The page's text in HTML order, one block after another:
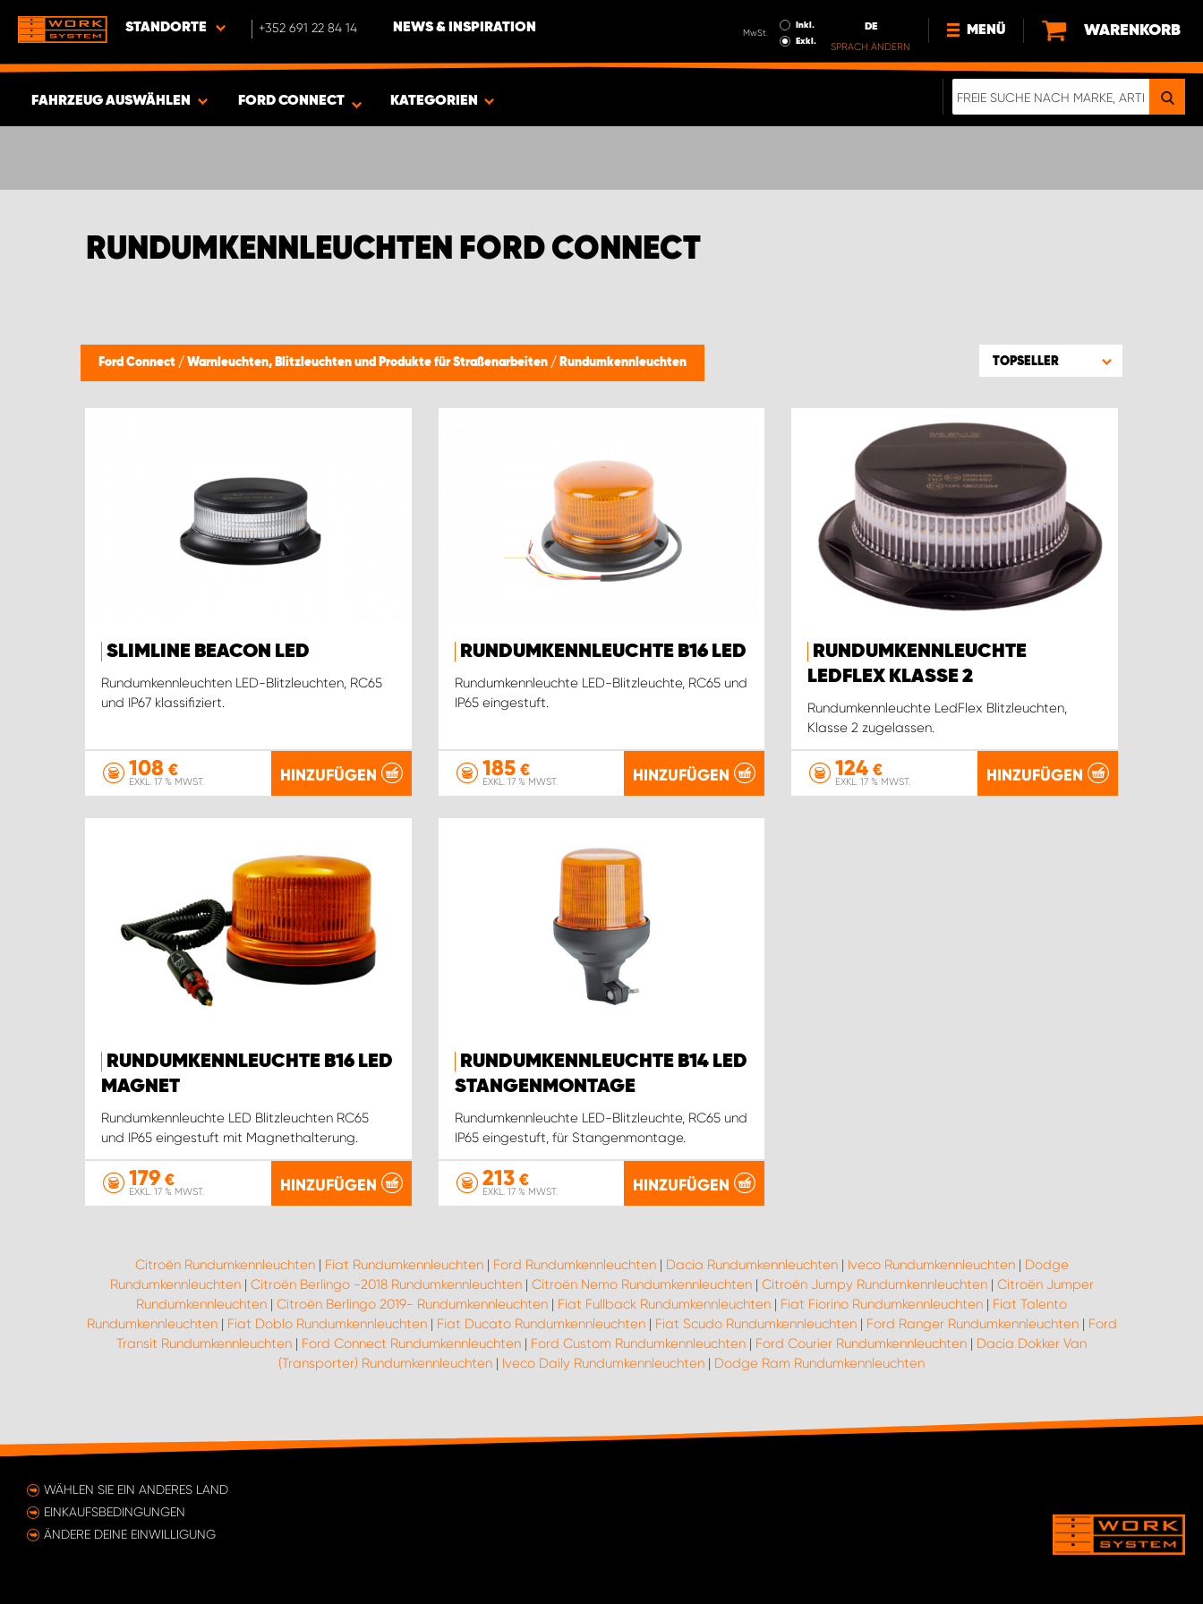
STANDORTE +352 691 22 84 14 NEWS & INSPIRATION MwSt.
Inkl.
Exkl.
DE
SPRACH ÄNDERN
MENÜ
NEWS
WARENKORB
FAHRZEUG AUSWÄHLEN
ARTIKEL
FORD CONNECT KATEGORIEN
RUNDUMKENNLEUCHTEN FORD CONNECT
Ford Connect / Warnleuchten, Blitzleuchten und Produkte für Straßenarbeiten / Rundumkennleuchten TOPSELLER
SLIMLINE BEACON LED
Rundumkennleuchten LED-Blitzleuchten, RC65
und IP67 klassifiziert.
108 €
EXKL. 17 % MWST. HINZUFÜGEN
RUNDUMKENNLEUCHTE B16 LED
Rundumkennleuchte LED-Blitzleuchte, RC65 und
IP65 eingestuft.
185€
EXKL. 17 % MWST. HINZUFÜGEN
RUNDUMKENNLEUCHTE
LEDFLEX KLASSE 2
Rundumkennleuchte LedFlex Blitzleuchten,
Klasse 2 zugelassen.
124 €
EXKL. 17 % MWST. HINZUFÜGEN
RUNDUMKENNLEUCHTE B16 LED
MAGNET
Rundumkennleuchte LED Blitzleuchten RC65
und IP65 eingestuft mit Magnethalterung.
179 €
EXKL. 17 % MWST. HINZUFÜGEN
RUNDUMKENNLEUCHTE B14 LED
STANGENMONTAGE
Rundumkennleuchte LED-Blitzleuchte, RC65 und
IP65 eingestuft, für Stangenmontage.
213€
EXKL. 17 % MWST. HINZUFÜGEN
Citroën Rundumkennleuchten| Fiat Rundumkennleuchten| Ford Rundumkennleuchten| Dacia Rundumkennleuchten| Iveco Rundumkennleuchten| Dodge
Rundumkennleuchten| Citroën Berlingo -2018 Rundumkennleuchten| Citroën Nemo Rundumkennleuchten| Citroën Jumpy Rundumkennleuchten| Citroën Jumper
Rundumkennleuchten | Citroën Berlingo 2019- Rundumkennleuchten | Fiat Fullback Rundumkennleuchten | Fiat Fiorino Rundumkennleuchten | Fiat Talento
Rundumkennleuchten| Fiat Doblo Rundumkennleuchten| Fiat Ducato Rundumkennleuchten| Fiat Scudo Rundumkennleuchten| Ford Ranger Rundumkennleuchten| Ford
Transit Rundumkennleuchten | Ford Connect Rundumkennleuchten | Ford Custom Rundumkennleuchten | Ford Courier Rundumkennleuchten | Dacia Dokker Van
(Transporter) Rundumkennleuchten | Iveco Daily Rundumkennleuchten | Dodge Ram Rundumkennleuchten
WÄHLEN SIE EIN ANDERES LAND
EINKAUFSBEDINGUNGEN
ÄNDERE DEINE EINWILLIGUNG